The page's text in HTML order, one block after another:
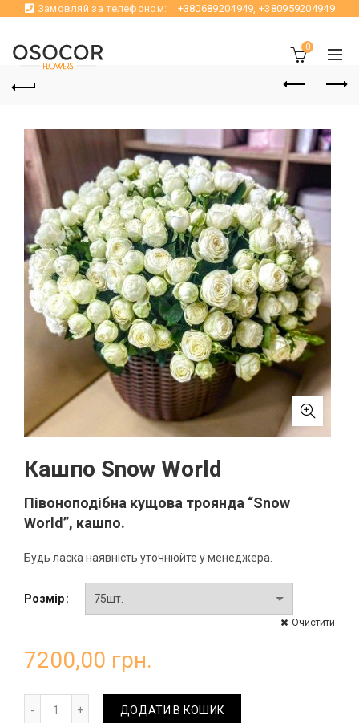
Замовляй за телефоном: +380689204949,+380959204949
0
Кашпо Snow World
Півоноподібна кущова троянда “Snow
World”, кашпо.
Будь ласка наявність уточнюйте у менеджера.
Розмір
Очистити
7200,00 грн.
ДОДАТИ В КОШИК